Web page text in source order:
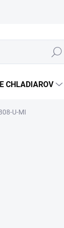
Hľadať
CHLADIAROV
U-MI